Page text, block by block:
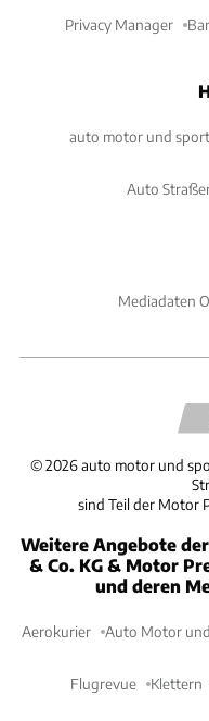
Privacy Manager
auto motor und sport
Auto
Mediadaten
©2026 auto motor und
sind Teil der Motor
Weitere Angebote
& Co. KG & Motor
und deren
Aerokurier Auto Motor
Flugrevue Klettern